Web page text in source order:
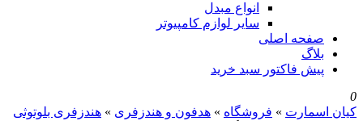
انواع مبدل
سایر لوازم کامپیوتر
صفحه اصلی
بلاگ
پیش فاکتور سبد خرید
0
کیان اسمارت » فروشگاه » هدفون و هندزفری » هندزفری بلوتوثی